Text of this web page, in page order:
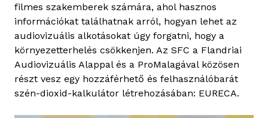
filmes szakemberek számára, ahol hasznos
információkat találhatnak arról, hogyan lehet az
audiovizuális alkotásokat úgy forgatni, hogy a
környezetterhelés csökkenjen. Az SFC a Flandriai
Audiovizuális Alappal és a ProMalagával közösen
részt vesz egy hozzáférhető és felhasználóbarát
szén-dioxid-kalkulátor létrehozásában: EURECA.